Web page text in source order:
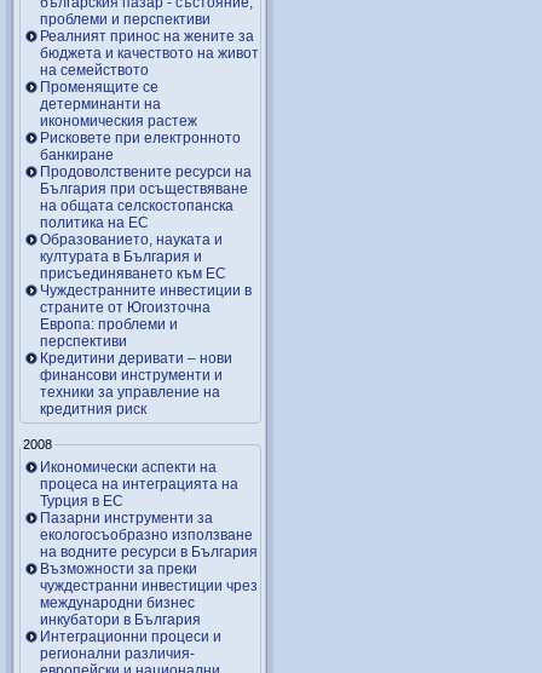
проблеми и перспективи
Реалният принос на жените за
бюджета и качеството на живот
на семейството
Променящите се
детерминанти на
икономическия растеж
Рисковете при електронното
банкиране
Продоволствените ресурси на
България при осъществяване
на общата селскостопанска
политика на ЕС
Образованието, науката и
културата в България и
присъединяването към ЕС
Чуждестранните инвестиции в
страните от Югоизточна
Европа: проблеми и
перспективи
Кредитини деривати – нови
финансови инструменти и
техники за управление на
кредитния риск
2008
Икономически аспекти на
процеса на интеграцията на
Турция в ЕС
Пазарни инструменти за
екологосъобразно използване
на водните ресурси в България
Възможности за преки
чуждестранни инвестиции чрез
международни бизнес
инкубатори в България
Интеграционни процеси и
регионални различия-